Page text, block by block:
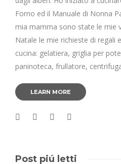
Forno ed il Manuale di Nonna
mia mamma sono state le mie
Natale le mie richieste di regali
cucina: gelatiera, griglia per
paninoteca, frullatore,
LEARN MORE
Post piú letti